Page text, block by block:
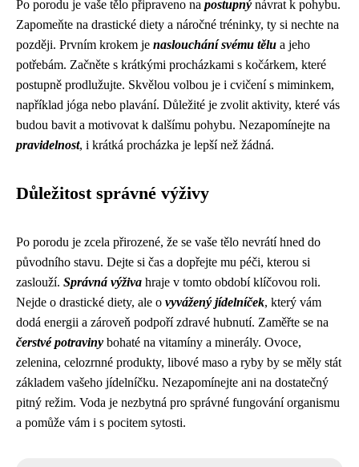
Po porodu je vaše tělo připraveno na postupný návrat k pohybu.
Zapomeňte na drastické diety a náročné tréninky, ty si nechte na
později. Prvním krokem je naslouchání svému tělu a jeho
potřebám. Začněte s krátkými procházkami s kočárkem, které
postupně prodlužujte. Skvělou volbou je i cvičení s miminkem,
například jóga nebo plavání. Důležité je zvolit aktivity, které vás
budou bavit a motivovat k dalšímu pohybu. Nezapomínejte na
pravidelnost, i krátká procházka je lepší než žádná.
Důležitost správné výživy
Po porodu je zcela přirozené, že se vaše tělo nevrátí hned do
původního stavu. Dejte si čas a dopřejte mu péči, kterou si
zaslouží. Správná výživa hraje v tomto období klíčovou roli.
Nejde o drastické diety, ale o vyvážený jídelníček, který vám
dodá energii a zároveň podpoří zdravé hubnutí. Zaměřte se na
čerstvé potraviny bohaté na vitamíny a minerály. Ovoce,
zelenina, celozrnné produkty, libové maso a ryby by se měly stát
základem vašeho jídelníčku. Nezapomínejte ani na dostatečný
pitný režim. Voda je nezbytná pro správné fungování organismu
a pomůže vám i s pocitem sytosti.